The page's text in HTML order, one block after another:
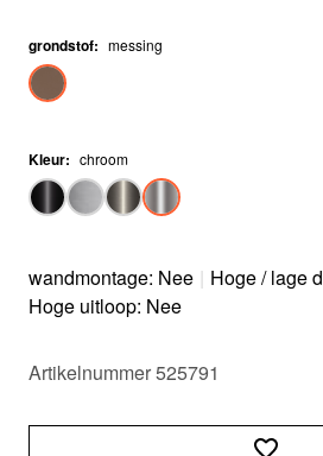
grondstof: messing
Kleur: chroom
wandmontage: Nee | Hoge / lage
Hoge uitloop: Nee
Artikelnummer 525791